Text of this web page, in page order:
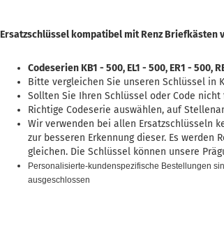
Ersatzschlüssel kompatibel mit Renz Briefkästen
Codeserien KB1 - 500, EL1 - 500, ER1 - 500,
Bitte vergleichen Sie unseren Schlüssel in
Sollten Sie Ihren Schlüssel oder Code
Richtige Codeserie auswählen, auf
Wir verwenden bei allen Ersatzschlüsseln
zur besseren Erkennung dieser. Es werden
gleichen. Die Schlüssel können unsere
Personalisierte-kundenspezifische Bestellungen
ausgeschlossen